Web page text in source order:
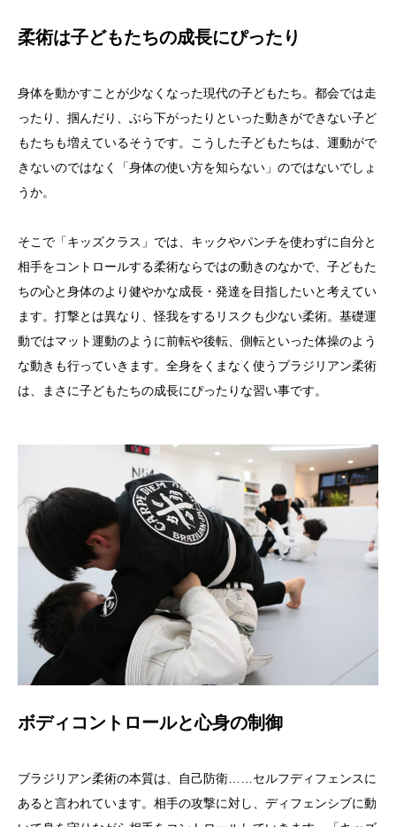
柔術は子どもたちの成長にぴったり
身体を動かすことが少なくなった現代の子どもたち。都会では走
ったり、掴んだり、ぶら下がったりといった動きができない子ど
もたちも増えているそうです。こうした子どもたちは、運動がで
きないのではなく「身体の使い方を知らない」のではないでしょ
うか。
そこで「キッズクラス」では、キックやパンチを使わずに自分と
相手をコントロールする柔術ならではの動きのなかで、子どもた
ちの心と身体のより健やかな成長・発達を目指したいと考えてい
ます。打撃とは異なり、怪我をするリスクも少ない柔術。基礎運
動ではマット運動のように前転や後転、側転といった体操のよう
な動きも行っていきます。全身をくまなく使うブラジリアン柔術
は、まさに子どもたちの成長にぴったりな習い事です。
ボディコントロールと心身の制御
ブラジリアン柔術の本質は、自己防衛……セルフディフェンスに
あると言われています。相手の攻撃に対し、ディフェンシブに動